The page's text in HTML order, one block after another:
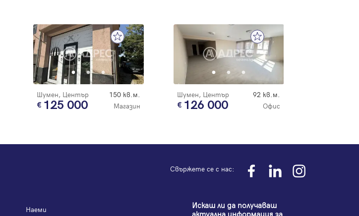
Шумен, Център 150 кв.м.
125 000 Магазин
Шумен, Център 92 кв.м.
126 000 Офис
Свържете се с нас:
Наеми
Искаш ли да получаваш
актуална информация за